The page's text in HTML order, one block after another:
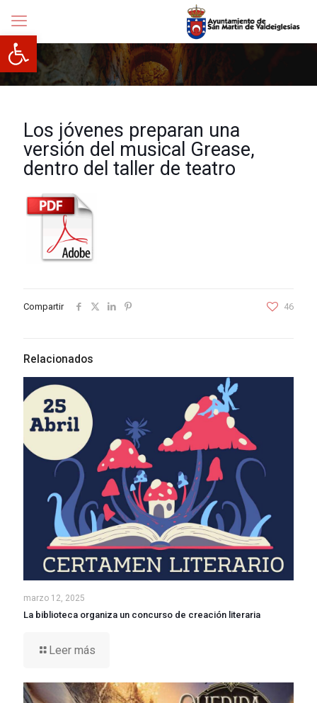
Abrir barra de herramientas
Los jóvenes preparan una
versión del musical Grease,
dentro del taller de teatro
Compartir 46
Relacionados
marzo 12, 2025
La biblioteca organiza un concurso de creación literaria
Leer más